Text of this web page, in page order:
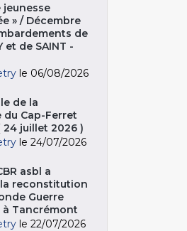
jeunesse
» / Décembre
de
et de SAINT -
le 06/08/2026
de la
du Cap-Ferret
24 juillet 2026 )
le 24/07/2026
asbl a
reconstitution
Guerre
à Tancrémont
le 22/07/2026